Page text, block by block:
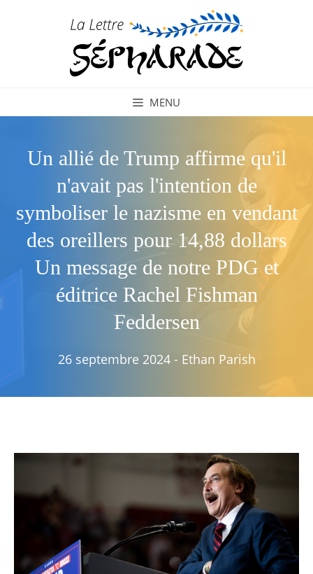
MENU
Un allié de Trump affirme qu'il
n'avait pas l'intention de
symboliser le nazisme en vendant
des oreillers pour 14,88 dollars
Un message de notre PDG et
éditrice Rachel Fishman
Feddersen
26 septembre 2024 - Ethan Parish